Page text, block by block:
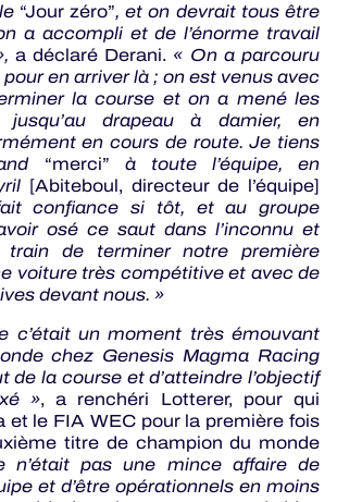
“Jour zéro”, et on devrait tous être
a accompli et de l’énorme travail
a déclaré Derani. « On a parcouru
en arriver là ; on est venus avec
la course et on a mené les
jusqu’au drapeau à damier, en
en cours de route. Je tiens
“merci” à toute l’équipe, en
[Abiteboul, directeur de l’équipe]
confiance si tôt, et au groupe
osé ce saut dans l’inconnu et
de terminer notre première
voiture très compétitive et avec de
devant nous. »
c’était un moment très émouvant
chez Genesis Magma Racing
de la course et d’atteindre l’objectif
», a renchéri Lotterer, pour qui
et le FIA WEC pour la première fois
titre de champion du monde
n’était pas une mince affaire de
et d’être opérationnels en moins